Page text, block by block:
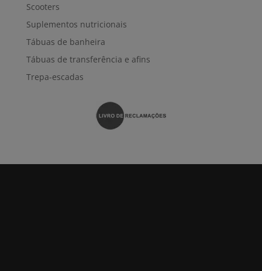
Scooters
Suplementos nutricionais
Tábuas de banheira
Tábuas de transferência e afins
Trepa-escadas